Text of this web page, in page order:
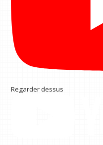
Regarder dessus